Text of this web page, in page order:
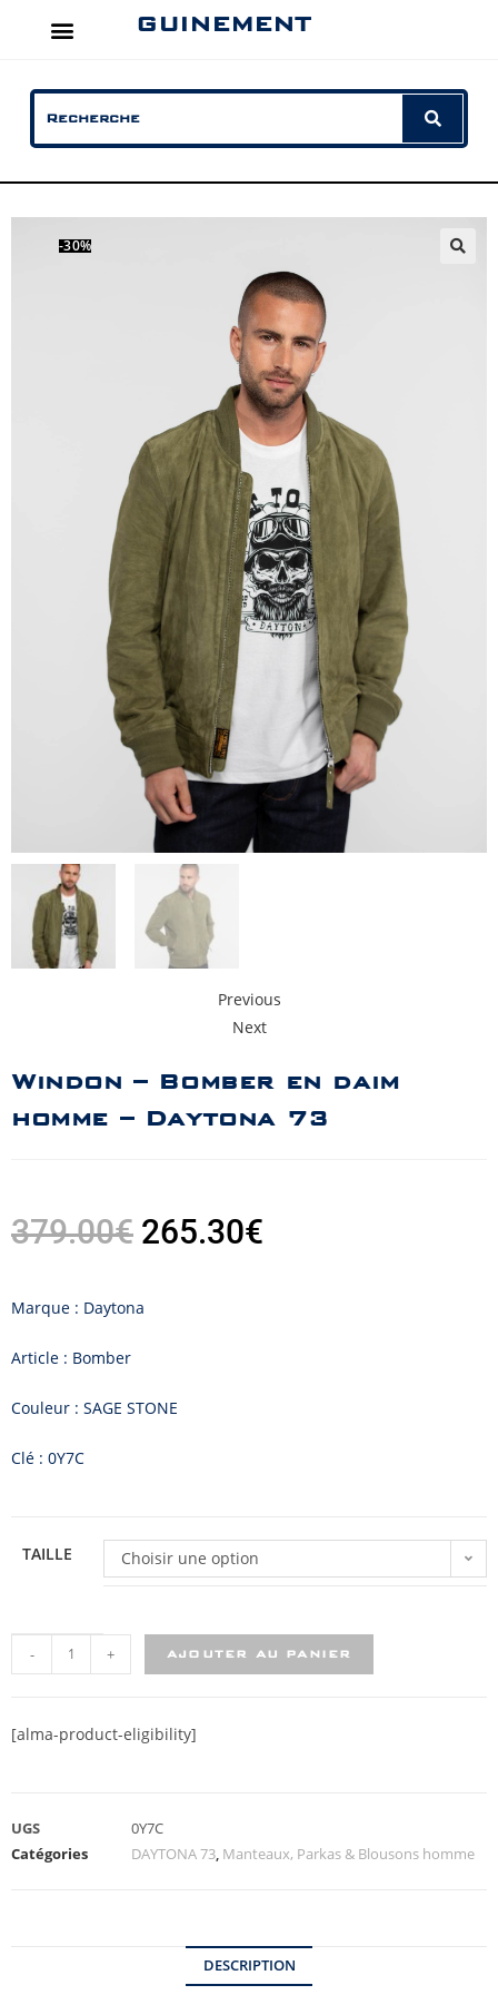
GUINEMENT
-30%
Previous
Next
Windon – Bomber en daim
homme – Daytona 73
379.00€ 265.30€
Marque : Daytona
Article : Bomber
Couleur : SAGE STONE
Clé : 0Y7C
TAILLE Choisir une option
- + AJOUTER AU PANIER
[alma-product-eligibility]
UGS
0Y7C
Catégories
DAYTONA 73, Manteaux, Parkas & Blousons homme
DESCRIPTION